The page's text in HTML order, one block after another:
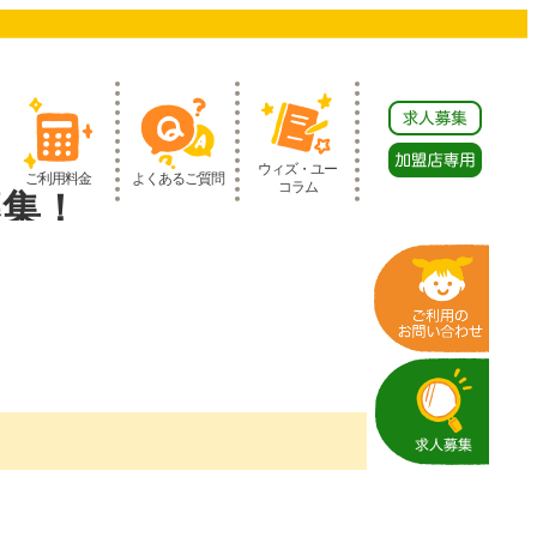
ご利用料金 よくあるご質問
ウィズ・ユー
コラム
！